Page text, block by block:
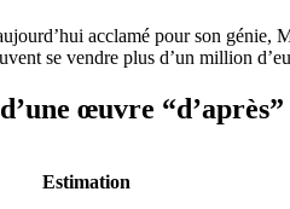
acclamé pour son génie,
se vendre plus d’un million
œuvre “d’après”
Estimation